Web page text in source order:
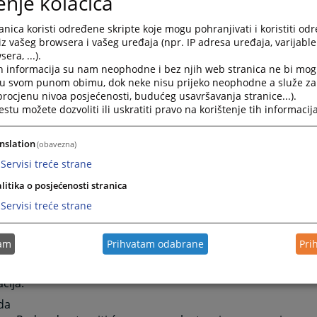
imena i Lozinke.
se sastoji od šest grupa informacija. Raspoređene
obuhvata najaktuelnije informacije vezane za
suda. To su informacije o aktivnostima koje su se već
predsjednika sadrži pozdravnu riječ predsjednika suda
i želje za što boljom međusobnom komunikacijom.
događaja predstavlja najavu budućih događanja
događanja.
postavljana pitanja prikazuje pitanja i odgovore koji su
sudu, a vezana su za rad suda ili druge aktivnosti
suđenja prikazuje detaljne informacije o
vremenski period.
iz pravosuđa obuhvata informacije koje su vezane za
grupa starije novosti i informacije osim onih koje su
Klikom na riječ “više” prebacit će vas arhivu aktuelnosti
koristi određene skripte koje mogu pohranjivati i koristiti
vašeg browsera i vašeg uređaja (npr. IP adresa uređaja,
...).
informacija su nam neophodne i bez njih web stranica ne bi
svom punom obimu, dok neke nisu prijeko neophodne a služe
nivoa posjećenosti, budućeg usavršavanja stranice...).
možete dozvoliti ili uskratiti pravo na korištenje tih
(obavezna)
Servisi treće strane
o posjećenosti stranica
Servisi treće strane
Prihvatam odabrane